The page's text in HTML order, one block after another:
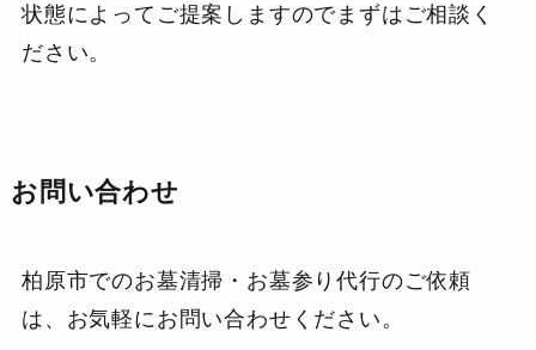
状態によってご提案しますのでまずはご相談く
ださい。
お問い合わせ
柏原市でのお墓清掃・お墓参り代行のご依頼
は、お気軽にお問い合わせください。